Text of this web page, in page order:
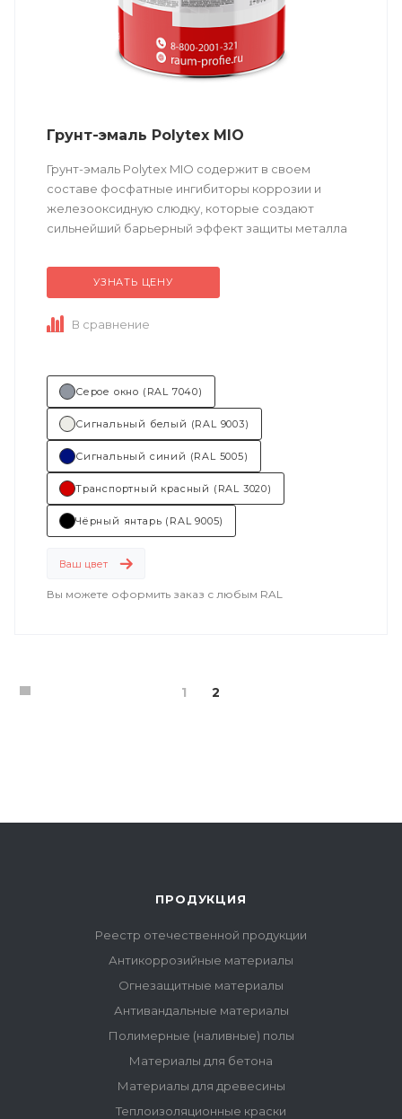
Грунт-эмаль Polytex MIO
Грунт-эмаль Polytex MIO содержит в своем
составе фосфатные ингибиторы коррозии и
железооксидную слюдку, которые создают
сильнейший барьерный эффект защиты металла
течение всего...
УЗНАТЬ ЦЕНУ
В сравнение
Серое окно (RAL 7040)
Сигнальный белый (RAL 9003)
Сигнальный синий (RAL 5005)
Транспортный красный (RAL 3020)
Чёрный янтарь (RAL 9005)
Ваш цвет
Вы можете оформить заказ с любым RAL
1 2
ПРОДУКЦИЯ
Реестр отечественной продукции
Антикоррозийные материалы
Огнезащитные материалы
Антивандальные материалы
Полимерные (наливные) полы
Материалы для бетона
Материалы для древесины
Теплоизоляционные краски